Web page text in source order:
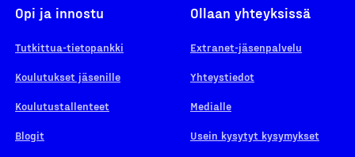
Opi ja innostu
Tutkittua-tietopankki
Koulutukset jäsenille
Koulutustallenteet
Blogit
Ollaan yhteyksissä
Extranet-jäsenpalvelu
Yhteystiedot
Medialle
Usein kysytyt kysymykset